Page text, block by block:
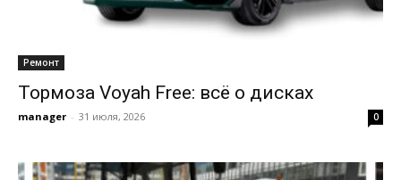
Ремонт
Тормоза Voyah Free: всё о дисках
manager - 31 июля, 2026 0